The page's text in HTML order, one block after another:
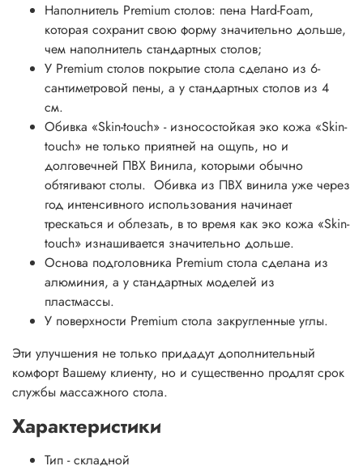
Наполнитель Premium столов: пена Hard-Foam,
которая сохранит свою форму значительно дольше,
чем наполнитель стандартных столов;
У Premium столов покрытие стола сделано из 6-
сантиметровой пены, а у стандартных столов из 4
см.
Обивка «Skin-touch» - износостойкая эко кожа «Skin-
touch» не только приятней на ощупь, но и
долговечней ПВХ Винила, которыми обычно
обтягивают столы. Обивка из ПВХ винила уже через
год интенсивного использования начинает
трескаться и облезать, в то время как эко кожа «Skin-
touch» изнашивается значительно дольше.
Основа подголовника Premium стола сделана из
алюминия, а у стандартных моделей из
пластмассы.
У поверхности Premium стола закругленные углы.
Эти улучшения не только придадут дополнительный
комфорт Вашему клиенту, но и существенно продлят срок
службы массажного стола.
Характеристики
Тип -складной